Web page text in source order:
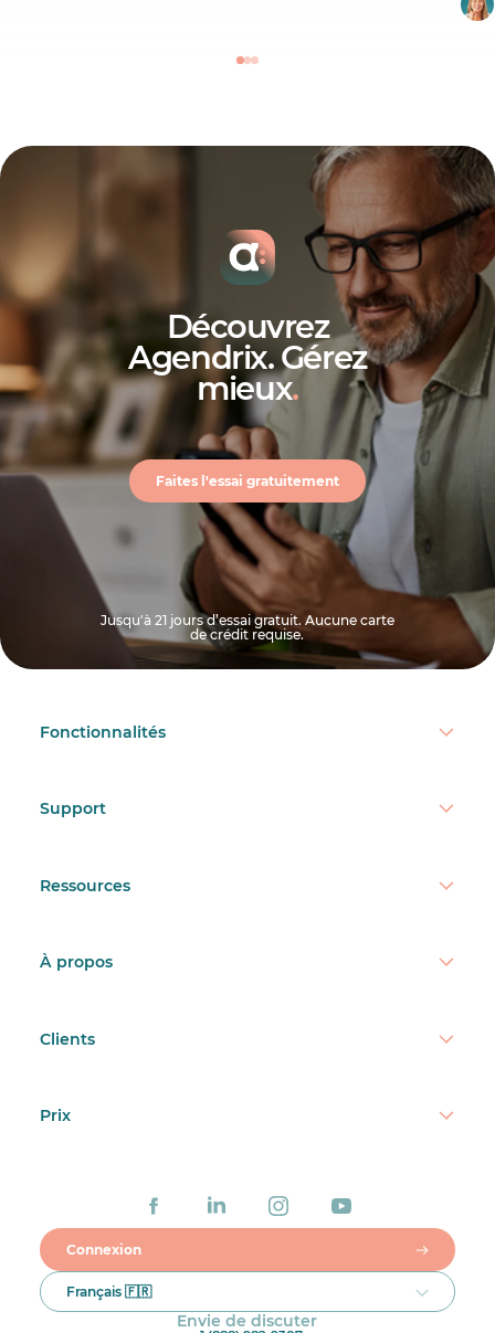
Découvrez
Agendrix. Gérez
mieux.
Faites l'essai gratuitement
Jusqu'à 21 jours d’essai gratuit. Aucune carte
de crédit requise.
Fonctionnalités
Support
Ressources
À propos
Clients
Prix
Connexion
Français 🇫🇷
Envie de discuter